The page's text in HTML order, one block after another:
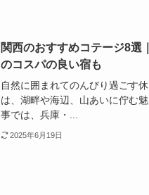
関西のおすすめコテージ8選
のコスパの良い宿も
自然に囲まれてのんびり過ごす
は、湖畔や海辺、山あいに佇む
事では、兵庫・...
2025年6月19日